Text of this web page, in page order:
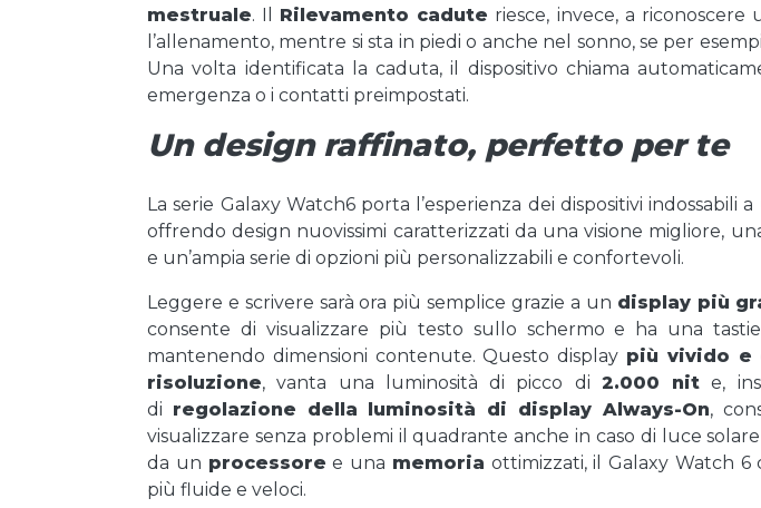
mestruale. Il Rilevamento cadute riesce, invece, a
l’allenamento, mentre si sta in piedi o anche nel sonno, se per
Una volta identificata la caduta, il dispositivo chiama
emergenza o i contatti preimpostati.
Un design raffinato, perfetto per te
La serie Galaxy Watch6 porta l’esperienza dei dispositivi indossabili
offrendo design nuovissimi caratterizzati da una visione migliore,
e un’ampia serie di opzioni più personalizzabili e confortevoli.
Leggere e scrivere sarà ora più semplice grazie a un display più
consente di visualizzare più testo sullo schermo e ha una
mantenendo dimensioni contenute. Questo display più vivido e
risoluzione, vanta una luminosità di picco di 2.000 nit e,
di regolazione della luminosità di display Always-On,
visualizzare senza problemi il quadrante anche in caso di luce
da un processore e una memoria ottimizzati, il Galaxy Watch 6
più fluide e veloci.